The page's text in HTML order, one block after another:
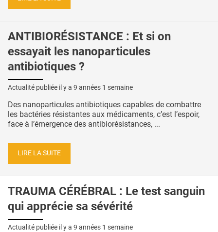
ANTIBIORÉSISTANCE : Et si on
essayait les nanoparticules
antibiotiques ?
Actualité publiée il y a 9 années 1 semaine
Des nanoparticules antibiotiques capables de combattre
les bactéries résistantes aux médicaments, c’est l’espoir,
face à l’émergence des antibiorésistances, ...
LIRE LA SUITE
TRAUMA CÉRÉBRAL : Le test sanguin
qui apprécie sa sévérité
Actualité publiée il y a 9 années 1 semaine